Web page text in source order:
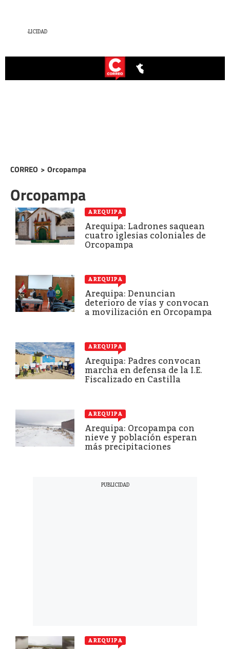
CORREO > Orcopampa
Orcopampa
AREQUIPA
Arequipa: Ladrones saquean
cuatro iglesias coloniales de
Orcopampa
AREQUIPA
Arequipa: Denuncian
deterioro de vías y convocan
a movilización en Orcopampa
AREQUIPA
Arequipa: Padres convocan
marcha en defensa de la I.E.
Fiscalizado en Castilla
AREQUIPA
Arequipa: Orcopampa con
nieve y población esperan
más precipitaciones
AREQUIPA